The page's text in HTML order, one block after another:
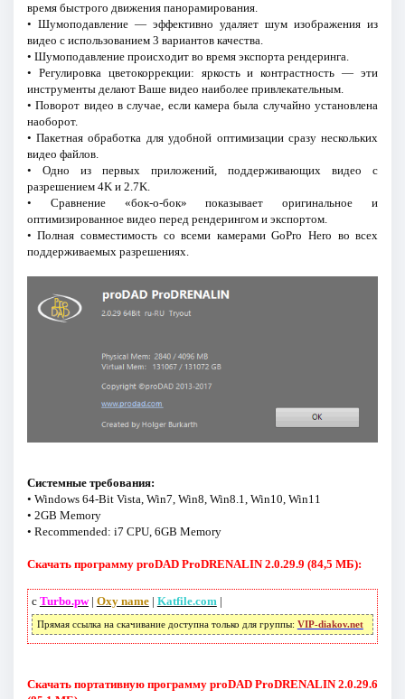
время быстрого движения панорамирования.
• Шумоподавление — эффективно удаляет шум изображения из
видео с использованием 3 вариантов качества.
• Шумоподавление происходит во время экспорта рендеринга.
• Регулировка цветокоррекции: яркость и контрастность — эти
инструменты делают Ваше видео наиболее привлекательным.
• Поворот видео в случае, если камера была случайно установлена
наоборот.
• Пакетная обработка для удобной оптимизации сразу нескольких
видео файлов.
• Одно из первых приложений, поддерживающих видео с
разрешением 4K и 2.7K.
• Сравнение «бок-о-бок» показывает оригинальное и
оптимизированное видео перед рендерингом и экспортом.
• Полная совместимость со всеми камерами GoPro Hero во всех
поддерживаемых разрешениях.
Системные требования:
• Windows 64-Bit Vista, Win7, Win8, Win8.1, Win10, Win11
• 2GB Memory
• Recommended: i7 CPU, 6GB Memory
Скачать программу proDAD ProDRENALIN 2.0.29.9 (84,5 МБ):
с Turbo.pw| Oxy name| Katfile.com|
Прямая ссылка на скачивание доступна только для группы: VIP-diakov.net
Скачать портативную программу proDAD ProDRENALIN 2.0.29.6